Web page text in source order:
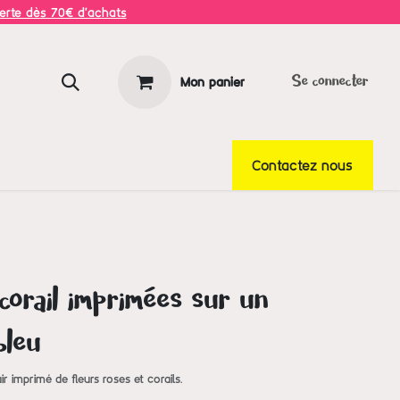
dès 70€ d'achats
Mon panier Se connecter
Contactez nous
imprimées sur un
imprimé de fleurs roses et corails.